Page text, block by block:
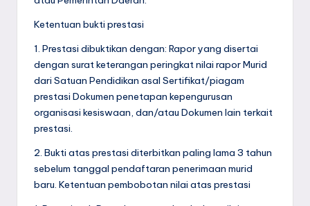
Ketentuan bukti prestasi
1. Prestasi dibuktikan dengan: Rapor yang disertai
dengan surat keterangan peringkat nilai rapor Murid
dari Satuan Pendidikan asal Sertifikat/piagam
prestasi Dokumen penetapan kepengurusan
organisasi kesiswaan, dan/atau Dokumen lain terkait
prestasi.
2. Bukti atas prestasi diterbitkan paling lama 3 tahun
sebelum tanggal pendaftaran penerimaan murid
baru. Ketentuan pembobotan nilai atas prestasi